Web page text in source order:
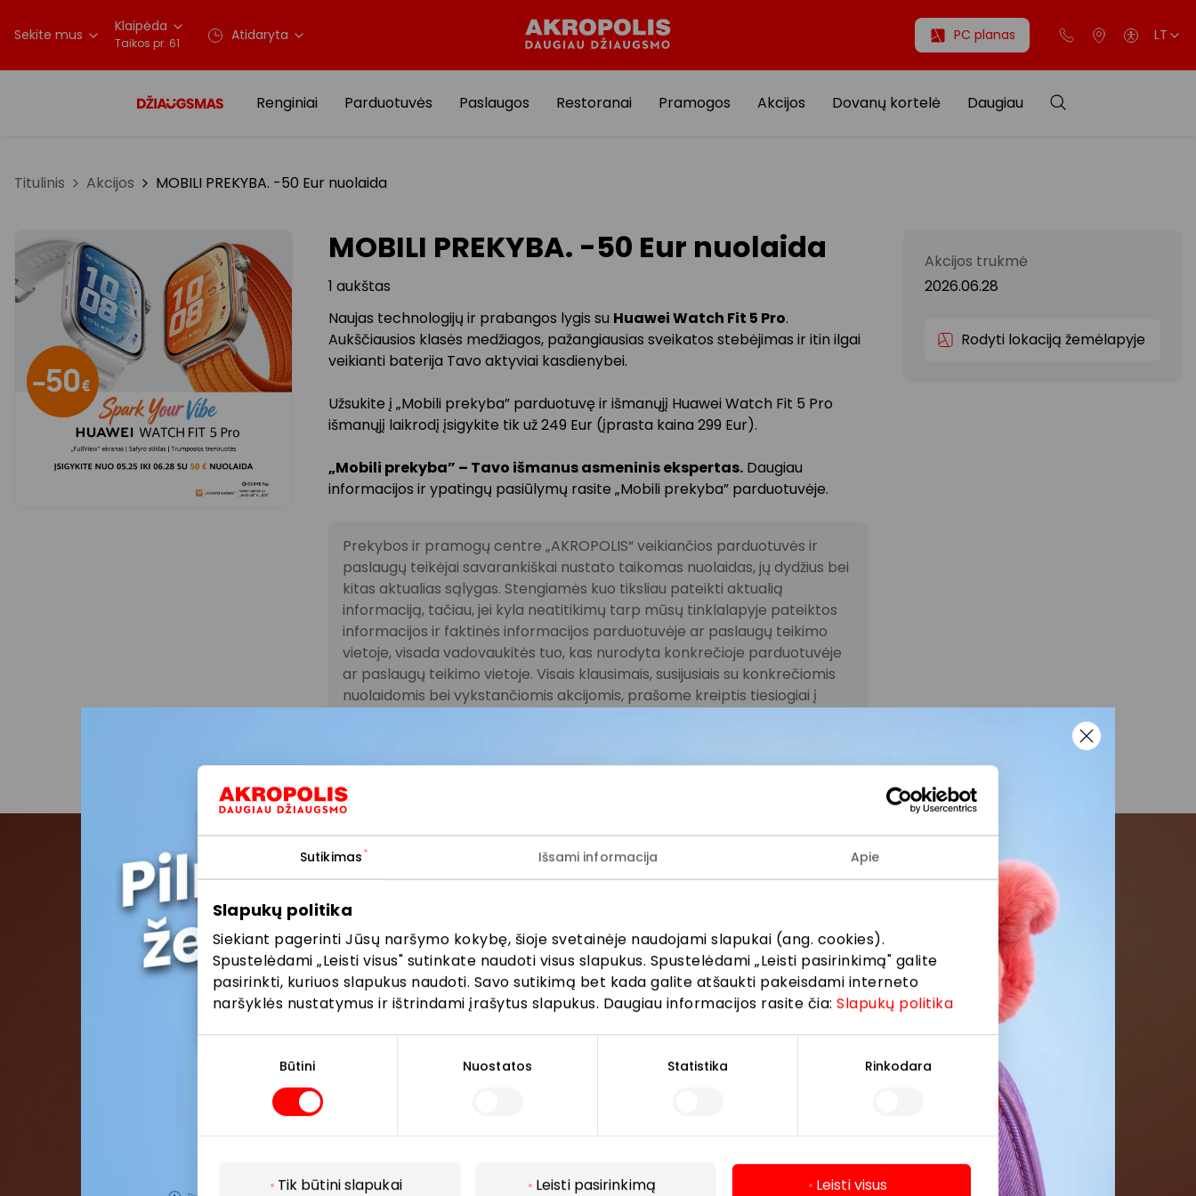
Sutikimas Išsami informacija Apie
Slapukų politika
Siekiant pagerinti Jūsų naršymo kokybę, šioje svetainėje naudojami slapukai (ang. cookies).
Spustelėdami „Leisti visus" sutinkate naudoti visus slapukus. Spustelėdami „Leisti pasirinkimą" galite
pasirinkti, kuriuos slapukus naudoti. Savo sutikimą bet kada galite atšaukti pakeisdami interneto
naršyklės nustatymus ir ištrindami įrašytus slapukus. Daugiau informacijos rasite čia:Slapukų politika
Būtini Nuostatos Statistika Rinkodara
Tik būtini slapukai Leisti pasirinkimą Leisti visus
Sekite mus Klaipėda
Taikos pr. 61 Atidaryta PC planas LT
Renginiai Parduotuvės Paslaugos Restoranai Pramogos Akcijos Dovanų kortelė Daugiau
Titulinis Akcijos MOBILI PREKYBA. -50 Eur nuolaida
MOBILI PREKYBA. -50 Eur nuolaida
1 aukštas
Naujas technologijų ir prabangos lygis su Huawei Watch Fit 5 Pro.
Aukščiausios klasės medžiagos, pažangiausias sveikatos stebėjimas ir itin ilgai
veikianti baterija Tavo aktyviai kasdienybei.
Užsukite į „Mobili prekyba” parduotuvę ir išmanųjį Huawei Watch Fit 5 Pro
išmanųjį laikrodį įsigykite tik už 249 Eur (įprasta kaina 299 Eur).
„Mobili prekyba” – Tavo išmanus asmeninis ekspertas. Daugiau
informacijos ir ypatingų pasiūlymų rasite „Mobili prekyba” parduotuvėje.
Prekybos ir pramogų centre „AKROPOLIS“ veikiančios parduotuvės ir
paslaugų teikėjai savarankiškai nustato taikomas nuolaidas, jų dydžius bei
kitas aktualias sąlygas. Stengiamės kuo tiksliau pateikti aktualią
informaciją, tačiau, jei kyla neatitikimų tarp mūsų tinklalapyje pateiktos
informacijos ir faktinės informacijos parduotuvėje ar paslaugų teikimo
vietoje, visada vadovaukitės tuo, kas nurodyta konkrečioje parduotuvėje
ar paslaugų teikimo vietoje. Visais klausimais, susijusiais su konkrečiomis
nuolaidomis bei vykstančiomis akcijomis, prašome kreiptis tiesiogiai į
Akcijos trukmė
2026.06.28
Rodyti lokaciją žemėlapyje
Prisijunkite prie mūsų bendruomenės
Pirmieji sužinokite apie geriausius pasiūlymus, renginius ir naujausią informaciją iš
AKROPOLIS prekybos centro.
AKROPOLIS naujienas. Dėl to AKROPOLIS GROUP,